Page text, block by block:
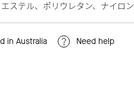
ステル、ポリウレタン、ナイロン
in Australia Need help